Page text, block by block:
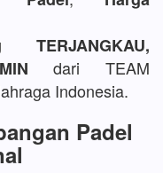
TERJANGKAU,
dari TEAM
Indonesia.
Padel